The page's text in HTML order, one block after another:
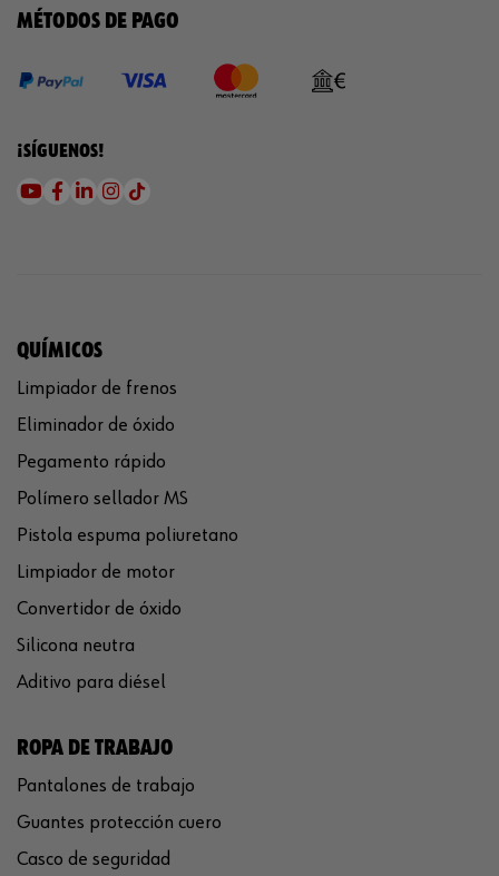
MÉTODOS DE PAGO
¡SÍGUENOS!
QUÍMICOS
Limpiador de frenos
Eliminador de óxido
Pegamento rápido
Polímero sellador MS
Pistola espuma poliuretano
Limpiador de motor
Convertidor de óxido
Silicona neutra
Aditivo para diésel
ROPA DE TRABAJO
Pantalones de trabajo
Guantes protección cuero
Casco de seguridad